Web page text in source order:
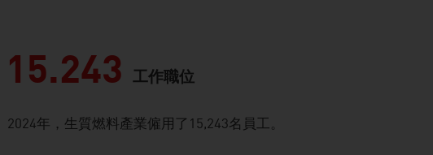
15.243 工作職位
2024年，生質燃料產業僱用了15,243名員工。